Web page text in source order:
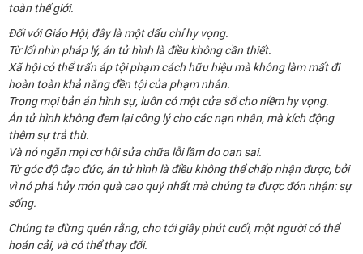
toàn thế giới.
Đối với Giáo Hội, đây là một dấu chỉ hy vọng.
Từ lối nhìn pháp lý, án tử hình là điều không cần thiết.
Xã hội có thể trấn áp tội phạm cách hữu hiệu mà không làm mất đi
hoàn toàn khả năng đền tội của phạm nhân.
Trong mọi bản án hình sự, luôn có một cửa sổ cho niềm hy vọng.
Án tử hình không đem lại công lý cho các nạn nhân, mà kích động
thêm sự trả thù.
Và nó ngăn mọi cơ hội sửa chữa lỗi lầm do oan sai.
Từ góc độ đạo đức, án tử hình là điều không thể chấp nhận được, bởi
vì nó phá hủy món quà cao quý nhất mà chúng ta được đón nhận: sự
sống.
Chúng ta đừng quên rằng, cho tới giây phút cuối, một người có thể
hoán cải, và có thể thay đổi.